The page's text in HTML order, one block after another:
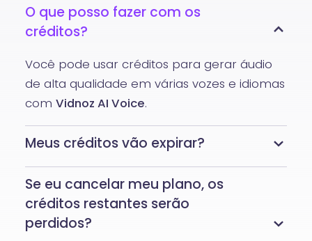
O que posso fazer com os
créditos?
Você pode usar créditos para gerar áudio
de alta qualidade em várias vozes e idiomas
com Vidnoz AI Voice.
Meus créditos vão expirar?
Se eu cancelar meu plano, os
créditos restantes serão
perdidos?